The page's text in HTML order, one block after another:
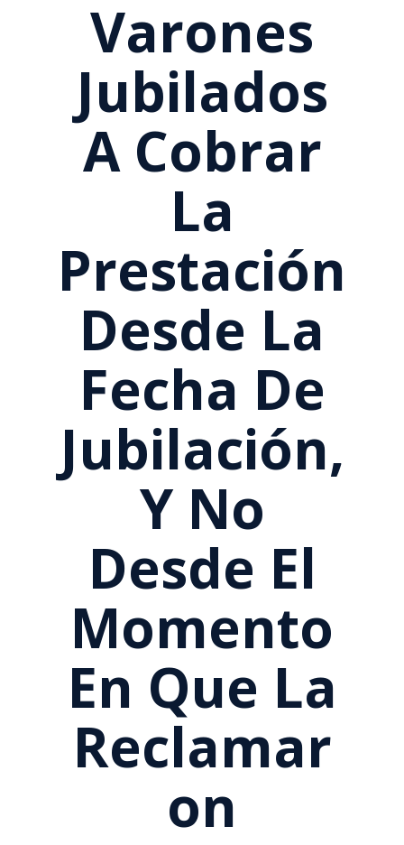
Varones
Jubilados
A Cobrar
La
Prestación
Desde La
Fecha De
Jubilación,
Y No
Desde El
Momento
En Que La
Reclamar
On